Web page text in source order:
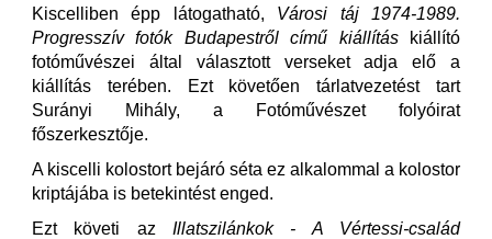
Kiscelliben épp látogatható, Városi táj 1974-1989.
Progresszív fotók Budapestről című kiállítás
kiállító
fotóművészei által választott verseket adja elő a
kiállítás terében. Ezt követően tárlatvezetést tart
Surányi Mihály, a Fotóművészet folyóirat
főszerkesztője.
A kiscelli kolostort bejáró séta ez alkalommal a kolostor
kriptájába is betekintést enged.
Ezt követi az Illatszilánkok - A Vértessi-család